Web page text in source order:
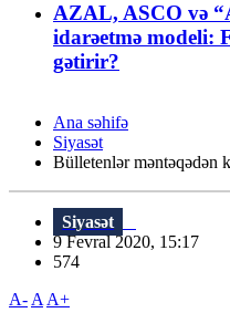
AZAL, ASCO və
idarəetmə modeli:
gətirir?
Ana səhifə
Siyasət
Bülletenlər məntəqədən
Siyasət
9 Fevral 2020, 15:17
574
A- A A+